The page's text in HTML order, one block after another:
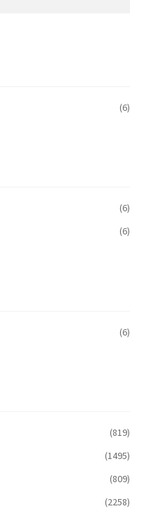
(6)
(6)
(6)
(6)
(819)
(1495)
(809)
(2258)